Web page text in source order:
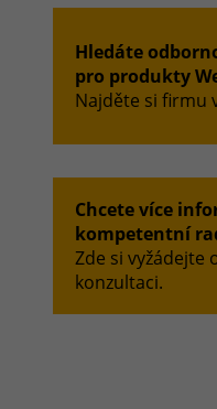
Hledáte
pro produkty
Najděte si firmu
Chcete více
kompetentní
Zde si vyžádejte
konzultaci.